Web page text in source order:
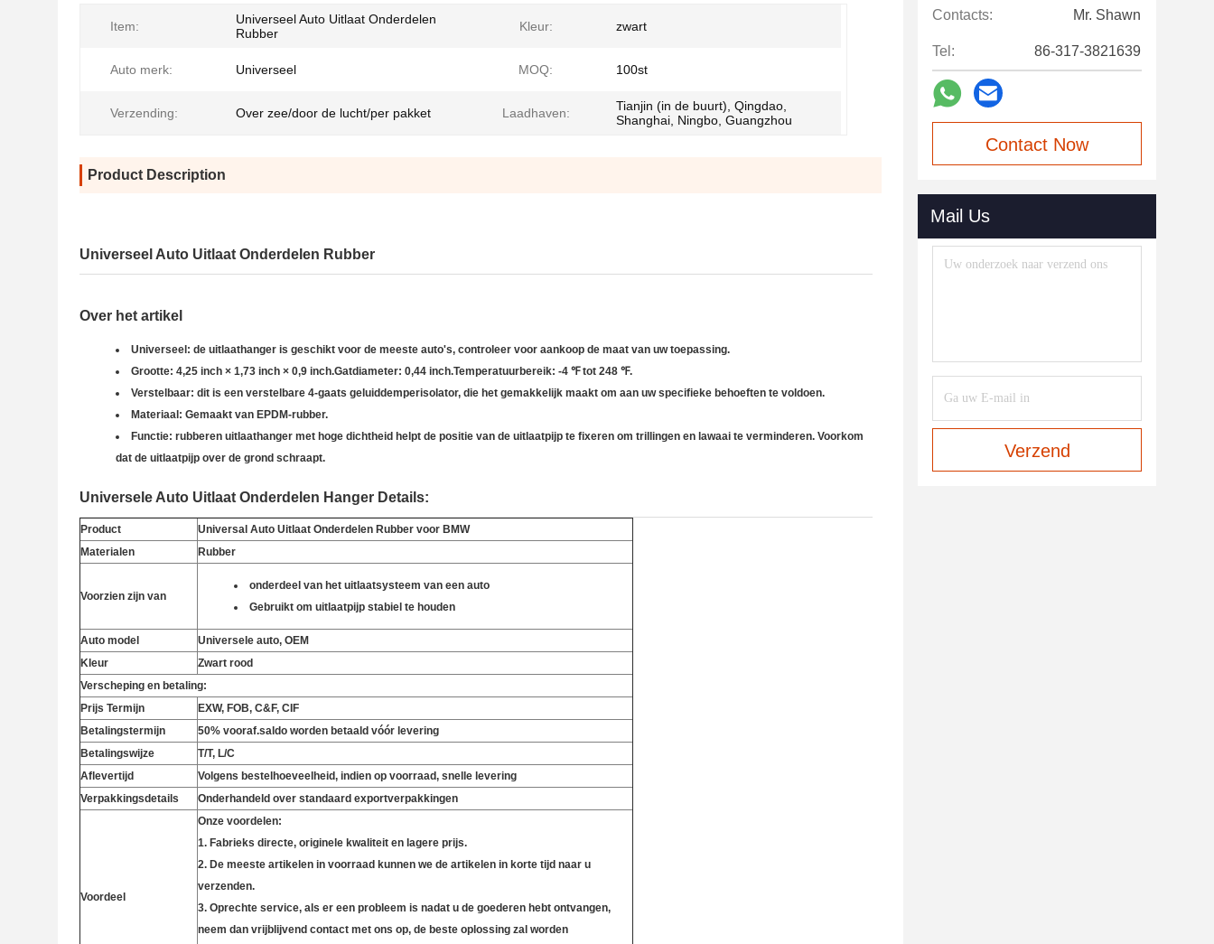
Item:
Universeel Auto Uitlaat Onderdelen
Rubber
Kleur: zwart
Auto merk: Universeel MOQ: 100st
Verzending: Over zee/door de lucht/per pakket Laadhaven:
Tianjin (in de buurt), Qingdao,
Shanghai, Ningbo, Guangzhou
Product Description
Universeel Auto Uitlaat Onderdelen Rubber
Over het artikel
Universeel: de uitlaathanger is geschikt voor de meeste auto's, controleer voor aankoop de maat van uw toepassing.
Grootte: 4,25 inch × 1,73 inch × 0,9 inch.Gatdiameter: 0,44 inch.Temperatuurbereik: -4 ℉ tot 248 ℉.
Verstelbaar: dit is een verstelbare 4-gaats geluiddemperisolator, die het gemakkelijk maakt om aan uw specifieke behoeften te voldoen.
Materiaal: Gemaakt van EPDM-rubber.
Functie: rubberen uitlaathanger met hoge dichtheid helpt de positie van de uitlaatpijp te fixeren om trillingen en lawaai te verminderen. Voorkom
dat de uitlaatpijp over de grond schraapt.
Universele Auto Uitlaat Onderdelen Hanger Details:
Product
Universal Auto Uitlaat Onderdelen Rubber voor BMW
Materialen
Rubber
Voorzien zijn van
onderdeel van het uitlaatsysteem van een auto
Gebruikt om uitlaatpijp stabiel te houden
Auto model
Universele auto, OEM
Kleur
Zwart rood
Verscheping en betaling:
Prijs Termijn
EXW, FOB, C&F, CIF
Betalingstermijn
50% vooraf.saldo worden betaald vóór levering
Betalingswijze
T/T, L/C
Aflevertijd
Volgens bestelhoeveelheid, indien op voorraad, snelle levering
Verpakkingsdetails
Onderhandeld over standaard exportverpakkingen
Voordeel
Onze voordelen:
1. Fabrieks directe, originele kwaliteit en lagere prijs.
2. De meeste artikelen in voorraad kunnen we de artikelen in korte tijd naar u
verzenden.
3. Oprechte service, als er een probleem is nadat u de goederen hebt ontvangen,
neem dan vrijblijvend contact met ons op, de beste oplossing zal worden
Contacts: Mr. Shawn
Tel: 86-317-3821639
Contact Now
Mail Us
Verzend